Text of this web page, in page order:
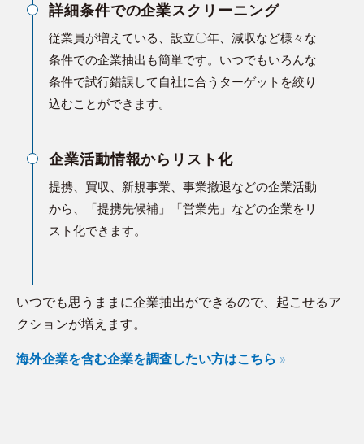
詳細条件での企業スクリーニング
従業員が増えている、設立〇年、減収など様々な
条件での企業抽出も簡単です。いつでもいろんな
条件で試行錯誤して自社に合うターゲットを絞り
込むことができます。
企業活動情報からリスト化
提携、買収、新規事業、事業撤退などの企業活動
から、「提携先候補」「営業先」などの企業をリ
スト化できます。
いつでも思うままに企業抽出ができるので、起こせるア
クションが増えます。
海外企業を含む企業を調査したい方はこちら